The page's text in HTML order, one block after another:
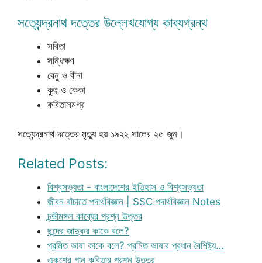
সত্যেন্দ্রনাথ দত্তের উল্লেখযোগ্য কাব্যগ্রন্থ
সবিতা
সন্ধিক্ষণ
বেনু ও বীনা
কুহু ও কেকা
কবিতাসমগ্র
সত্যেন্দ্রনাথ দত্তের মৃত্যু হয় ১৯২২ সালের ২৫ জুন।
Related Posts:
বিশ্বসভ্যতা - বাংলাদেশের ইতিহাস ও বিশ্বসভ্যতা
জীবন বাঁচাতে পদার্থবিজ্ঞান | SSC পদার্থবিজ্ঞান Notes
চন্ডীমঙ্গল কাব্যের প্রশ্ন উত্তর
ছন্দের জাদুকর কাকে বলে?
প্রমিত ভাষা কাকে বলে? প্রমিত ভাষার প্রধান বৈশিষ্ট্য…
একুশের গান কবিতার প্রশ্ন উত্তর